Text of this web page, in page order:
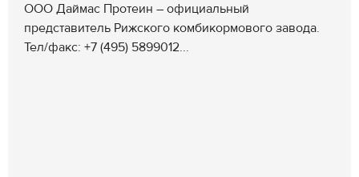
ООО Даймас Протеин – официальный
представитель Рижского комбикормового завода.
Тел/факс: +7 (495) 5899012...